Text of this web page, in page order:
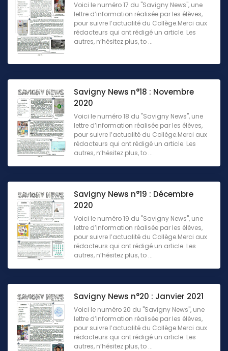
Voici le numéro 17 du "Savigny News", une
lettre d’information réalisée par les élèves,
pour suivre l’actualité du Collège.Merci aux
rédacteurs qui ont rédigé un article. Les
autres, n’hésitez plus, to ...
Savigny News n°18 : Novembre
2020
Voici le numéro 18 du "Savigny News", une
lettre d’information réalisée par les élèves,
pour suivre l’actualité du Collège.Merci aux
rédacteurs qui ont rédigé un article. Les
autres, n’hésitez plus, to ...
Savigny News n°19 : Décembre
2020
Voici le numéro 19 du "Savigny News", une
lettre d’information réalisée par les élèves,
pour suivre l’actualité du Collège.Merci aux
rédacteurs qui ont rédigé un article. Les
autres, n’hésitez plus, to ...
Savigny News n°20 : Janvier 2021
Voici le numéro 20 du "Savigny News", une
lettre d’information réalisée par les élèves,
pour suivre l’actualité du Collège.Merci aux
rédacteurs qui ont rédigé un article. Les
autres, n’hésitez plus, to ...